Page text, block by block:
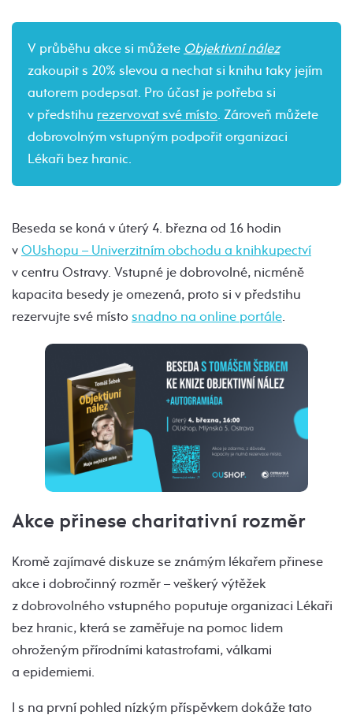
V průběhu akce si můžete Objektivní nález
zakoupit s 20% slevou a nechat si knihu taky jejím
autorem podepsat. Pro účast je potřeba si
v předstihu rezervovat své místo. Zároveň můžete
dobrovolným vstupným podpořit organizaci
Lékaři bez hranic.
Beseda se koná v úterý 4. března od 16 hodin
vOUshopu – Univerzitním obchodu a knihkupectví
v centru Ostravy. Vstupné je dobrovolné, nicméně
kapacita besedy je omezená, proto si v předstihu
rezervujte své místosnadno na online portále.
Akce přinese charitativní rozměr
Kromě zajímavé diskuze se známým lékařem přinese
akce i dobročinný rozměr – veškerý výtěžek
z dobrovolného vstupného poputuje organizaci Lékaři
bez hranic, která se zaměřuje na pomoc lidem
ohroženým přírodními katastrofami, válkami
a epidemiemi.
I s na první pohled nízkým příspěvkem dokáže tato